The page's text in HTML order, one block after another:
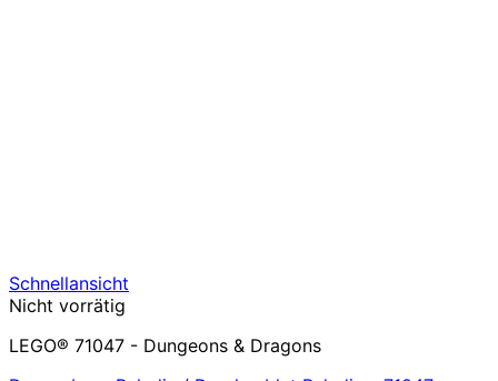
Schnellansicht
Nicht vorrätig
LEGO® 71047 - Dungeons & Dragons